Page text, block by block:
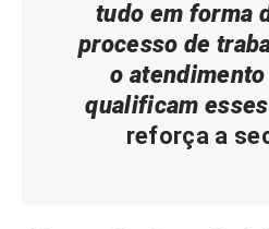
tudo em forma
processo de
o
qualificam
reforça a